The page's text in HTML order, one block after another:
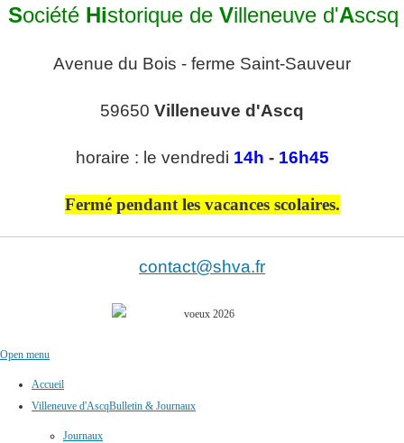
Société Historique de Villeneuve d'Ascsq
Avenue du Bois - ferme Saint-Sauveur
59650 Villeneuve d'Ascq
horaire : le vendredi 14h - 16h45
Fermé pendant les vacances scolaires.
contact@shva.fr
Open menu
Accueil
Villeneuve d'AscqBulletin & Journaux
Journaux